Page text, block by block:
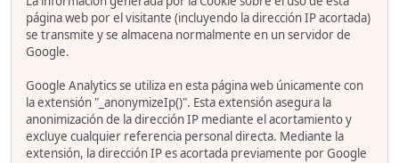
página web por el visitante (incluyendo la dirección IP acortada)
se transmite y se almacena normalmente en un servidor de
Google.
Google Analytics se utiliza en esta página web únicamente con
la extensión "_anonymizeIp()". Esta extensión asegura la
anonimización de la dirección IP mediante el acortamiento y
excluye cualquier referencia personal directa. Mediante la
extensión, la dirección IP es acortada previamente por Google